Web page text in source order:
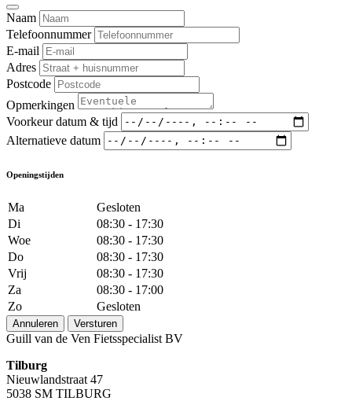
Naam
Telefoonnummer
E-mail
Adres
Postcode
Opmerkingen
Voorkeur datum & tijd
Alternatieve datum
Openingstijden
Ma
Gesloten
Di
08:30 - 17:30
Woe
08:30 - 17:30
Do
08:30 - 17:30
Vrij
08:30 - 17:30
Za
08:30 - 17:00
Zo
Gesloten
Annuleren Versturen
Guill van de Ven Fietsspecialist BV
Tilburg
Nieuwlandstraat 47
5038 SM TILBURG